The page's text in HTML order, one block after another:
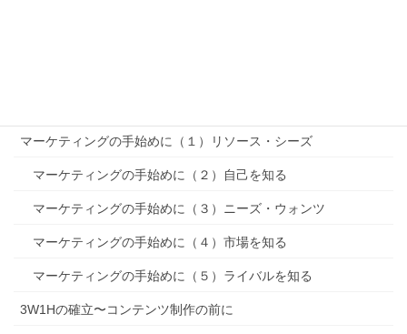
マーケティングの手始めに（１）リソース・シーズ
マーケティングの手始めに（２）自己を知る
マーケティングの手始めに（３）ニーズ・ウォンツ
マーケティングの手始めに（４）市場を知る
マーケティングの手始めに（５）ライバルを知る
3W1Hの確立〜コンテンツ制作の前に